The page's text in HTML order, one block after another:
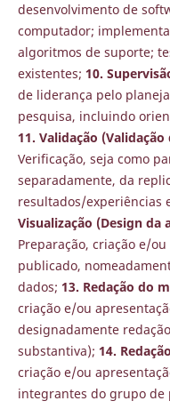
desenvolvimento de
computador;
algoritmos de suporte;
existentes; 10.
de liderança pelo
pesquisa, incluindo
11. Validação
Verificação, seja como
separadamente, da
resultados/experiências
Visualização (Design da
Preparação, criação e/
publicado,
dados; 13. Redação do
criação e/ou
designadamente
substantiva); 14.
criação e/ou
integrantes do grupo de